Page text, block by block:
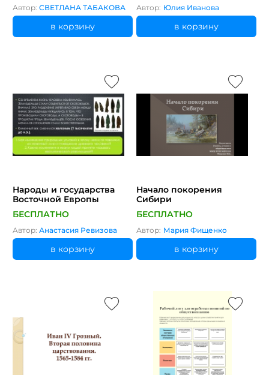
Автор: СВЕТЛАНА ТАБАКОВА
в корзину
Автор: Юлия Иванова
в корзину
Народы и государства
Восточной Европы
БЕСПЛАТНО
Автор: Анастасия Ревизова
в корзину
Начало покорения
Сибири
БЕСПЛАТНО
Автор: Мария Фищенко
в корзину